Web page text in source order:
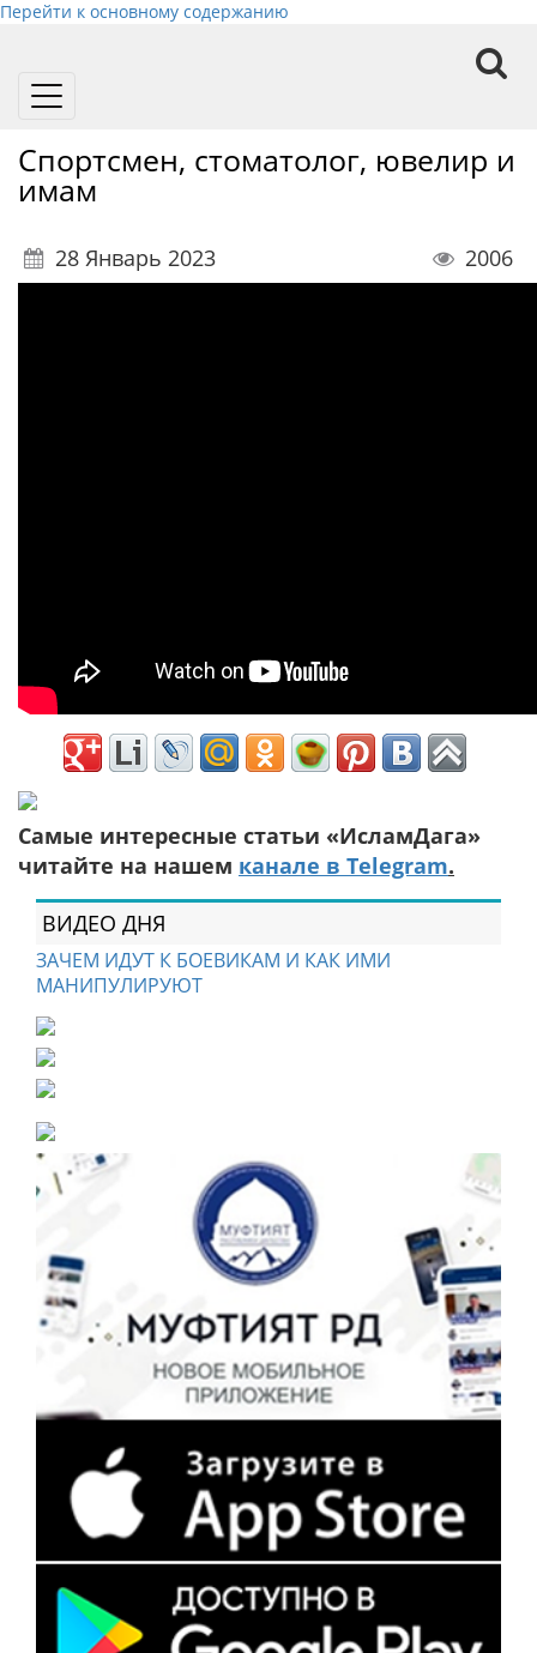
Перейти к основному содержанию
Toggle
Спортсмен, стоматолог, ювелир и
имам
28 Январь 2023 2006
Самые интересные статьи «ИсламДага»
читайте на нашем канале в Telegram.
ВИДЕО ДНЯ
ЗАЧЕМ ИДУТ К БОЕВИКАМ И КАК ИМИ
МАНИПУЛИРУЮТ